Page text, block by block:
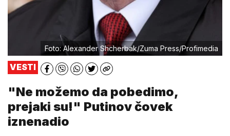
Foto: Alexander Shcherbak/Zuma Press/Profimedia
VESTI
"Ne možemo da pobedimo,
prejaki su!" Putinov čovek
iznenadio